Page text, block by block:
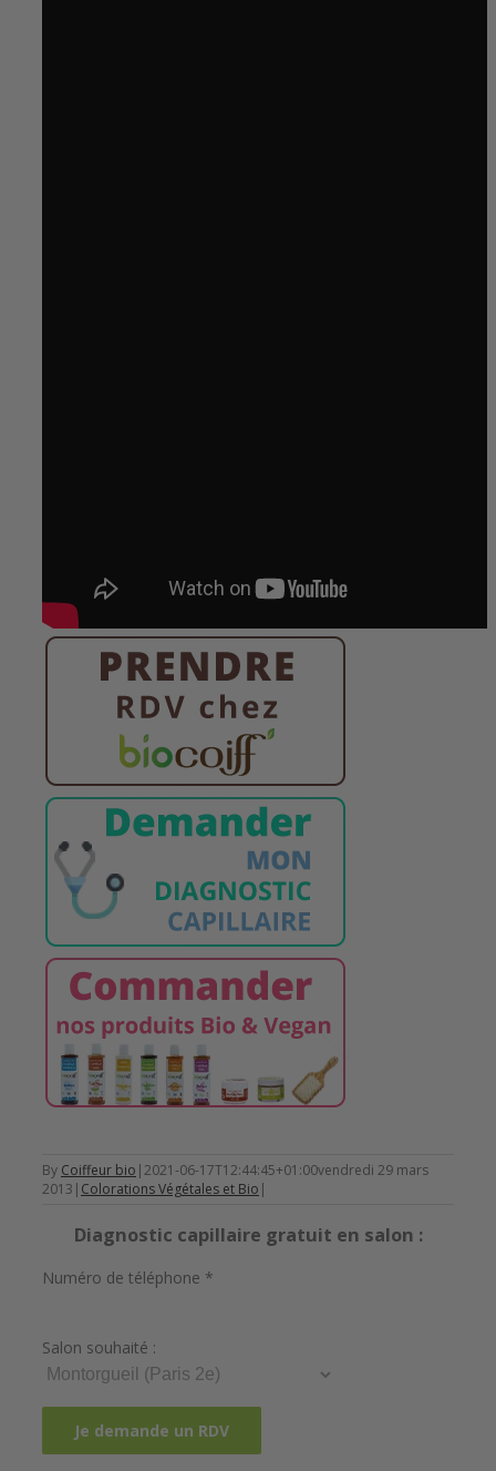
By Coiffeur bio |2021-06-17T12:44:45+01:00vendredi 29 mars
2013 | Colorations Végétales et Bio |
Diagnostic capillaire gratuit en salon :
Numéro de téléphone *
Salon souhaité :